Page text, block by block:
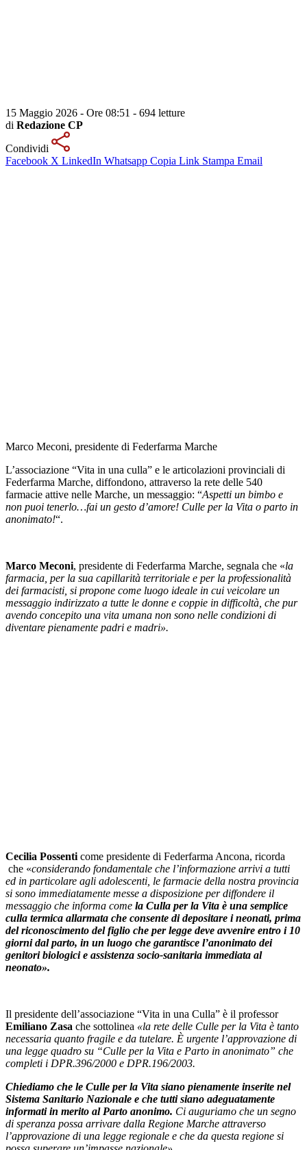
15 Maggio 2026 - Ore 08:51 - 694 letture
di Redazione CP
Condividi
Facebook X LinkedIn Whatsapp Copia Link Stampa Email
Marco Meconi, presidente di Federfarma Marche
L’associazione “Vita in una culla” e le articolazioni provinciali di
Federfarma Marche, diffondono, attraverso la rete delle 540
farmacie attive nelle Marche, un messaggio: “Aspetti un bimbo e
non puoi tenerlo…fai un gesto d’amore! Culle per la Vita o parto in
anonimato!“.
Marco Meconi, presidente di Federfarma Marche, segnala che «la
farmacia, per la sua capillarità territoriale e per la professionalità
dei farmacisti, si propone come luogo ideale in cui veicolare un
messaggio indirizzato a tutte le donne e coppie in difficoltà, che pur
avendo concepito una vita umana non sono nelle condizioni di
diventare pienamente padri e madri».
Cecilia Possenti come presidente di Federfarma Ancona, ricorda
che «considerando fondamentale che l’informazione arrivi a tutti
ed in particolare agli adolescenti, le farmacie della nostra provincia
si sono immediatamente messe a disposizione per diffondere il
messaggio che informa come la Culla per la Vita è una semplice
culla termica allarmata che consente di depositare i neonati, prima
del riconoscimento del figlio che per legge deve avvenire entro i 10
giorni dal parto, in un luogo che garantisce l’anonimato dei
genitori biologici e assistenza socio-sanitaria immediata al
neonato».
Il presidente dell’associazione “Vita in una Culla” è il professor
Emiliano Zasa che sottolinea «la rete delle Culle per la Vita è tanto
necessaria quanto fragile e da tutelare. È urgente l’approvazione di
una legge quadro su “Culle per la Vita e Parto in anonimato” che
completi i DPR.396/2000 e DPR.196/2003.
Chiediamo che le Culle per la Vita siano pienamente inserite nel
Sistema Sanitario Nazionale e che tutti siano adeguatamente
informati in merito al Parto anonimo. Ci auguriamo che un segno
di speranza possa arrivare dalla Regione Marche attraverso
l’approvazione di una legge regionale e che da questa regione si